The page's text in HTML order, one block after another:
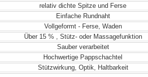
relativ dichte Spitze und Ferse
Einfache Rundnaht
Vollgeformt - Ferse, Waden
Über 15 % , Stütz- oder Massagefunktion
Sauber verarbeitet
Hochwertige Pappschachtel
Stützwirkung, Optik, Haltbarkeit